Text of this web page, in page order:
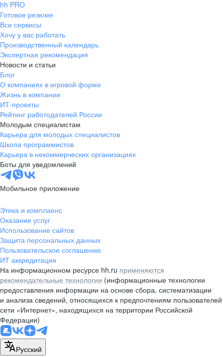
Владивосток
пер. Ланинский д. 4, офис 3.4
+7 423 202-33-28
pr@dv.hh.ru
Новосибирск
ул. Большевистская, д. 35,
помещение 21
+7 383 207-94-64
pr@nsk.hh.ru
Минск
пр-т Дзержинского, д. 57,
10 этаж, помещение 45-1
pr@rabota.by
Алматы
пр. Абая, д. 151, БЦ Алатау,
12 этаж, офис 1209
+7 727 232-13-13
pr@headhunter.com.kz
hh PRO
Готовое резюме
Все сервисы
Хочу у вас работать
Производственный календарь
Экспертная рекомендация
Новости и статьи
Блог
О компаниях в игровой форме
Жизнь в компании
ИТ-проекты
Рейтинг работодателей России
Молодым специалистам
Карьера для молодых специалистов
Школа программистов
Карьера в некоммерческих организациях
Боты для уведомлений
Мобильное приложение
Этика и комплаенс
Оказание услуг
Использование сайтов
Защита персональных данных
Пользовательское соглашение
ИТ аккредитация
На информационном ресурсе hh.ru применяются
рекомендательные технологии (информационные технологии
предоставления информации на основе сбора, систематизации
и анализа сведений, относящихся к предпочтениям пользователей
сети «Интернет», находящихся на территории Российской
Федерации)
Русский